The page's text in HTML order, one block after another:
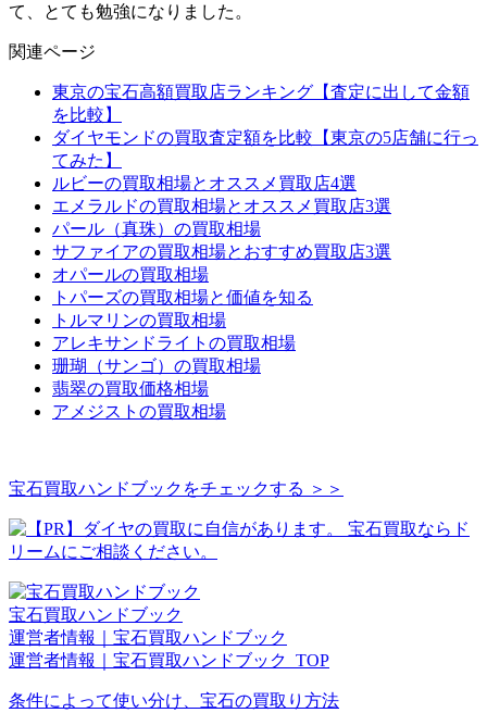
て、とても勉強になりました。
関連ページ
東京の宝石高額買取店ランキング【査定に出して金額
を比較】
ダイヤモンドの買取査定額を比較【東京の5店舗に行っ
てみた】
ルビーの買取相場とオススメ買取店4選
エメラルドの買取相場とオススメ買取店3選
パール（真珠）の買取相場
サファイアの買取相場とおすすめ買取店3選
オパールの買取相場
トパーズの買取相場と価値を知る
トルマリンの買取相場
アレキサンドライトの買取相場
珊瑚（サンゴ）の買取相場
翡翠の買取価格相場
アメジストの買取相場
宝石買取ハンドブックをチェックする ＞＞
宝石買取ハンドブック
運営者情報｜宝石買取ハンドブック
運営者情報｜宝石買取ハンドブック_TOP
条件によって使い分け、宝石の買取り方法